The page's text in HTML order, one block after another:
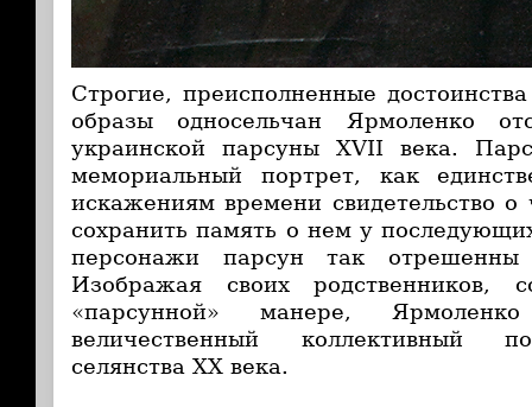
Строгие, преисполненные
образы односельчан Ярмоленко
украинской парсуны XVII века.
мемориальный портрет, как
искажениям времени свидетельство о
сохранить память о нем у
персонажи парсун так
Изображая своих родственников,
«парсунной» манере,
величественный коллективный
селянства ХХ века.